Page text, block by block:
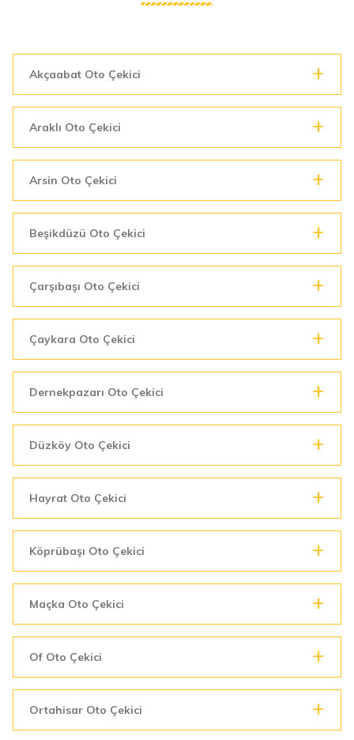
Akçaabat Oto Çekici
Araklı Oto Çekici
Arsin Oto Çekici
Beşikdüzü Oto Çekici
Çarşıbaşı Oto Çekici
Çaykara Oto Çekici
Dernekpazarı Oto Çekici
Düzköy Oto Çekici
Hayrat Oto Çekici
Köprübaşı Oto Çekici
Maçka Oto Çekici
Of Oto Çekici
Ortahisar Oto Çekici